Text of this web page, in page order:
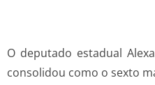
O deputado estadual
consolidou como o sexto